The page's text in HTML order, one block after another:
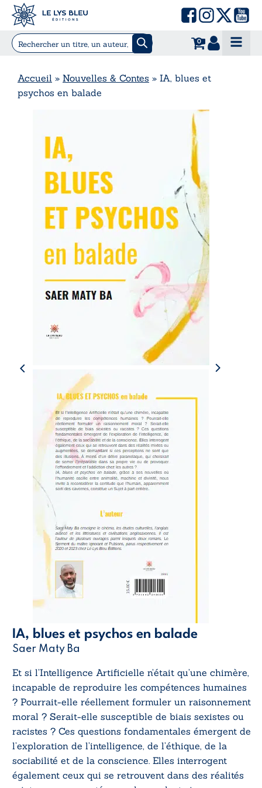
0
Accueil » Nouvelles & Contes » IA, blues et
psychos en balade
IA, blues et psychos en balade
Saer Maty Ba
Et si l’Intelligence Artificielle n’était qu’une chimère,
incapable de reproduire les compétences humaines
? Pourrait-elle réellement formuler un raisonnement
moral ? Serait-elle susceptible de biais sexistes ou
racistes ? Ces questions fondamentales émergent de
l’exploration de l’intelligence, de l’éthique, de la
sociabilité et de la conscience. Elles interrogent
également ceux qui se retrouvent dans des réalités